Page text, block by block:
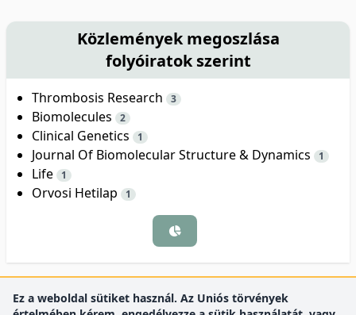
Közlemények megoszlása
folyóiratok szerint
Thrombosis Research 3
Biomolecules 2
Clinical Genetics 1
Journal Of Biomolecular Structure & Dynamics 1
Life 1
Orvosi Hetilap 1
Ez a weboldal sütiket használ. Az Uniós törvények